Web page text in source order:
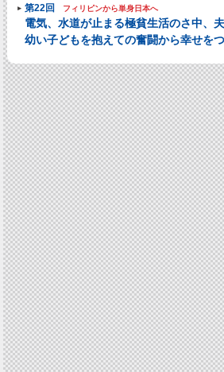
第22回 フィリピンから単身日本へ
電気、水道が止まる極貧生活のさ中、
幼い子どもを抱えての奮闘から幸せを